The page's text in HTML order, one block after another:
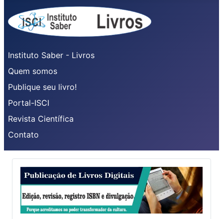
Instituto Saber - Livros
Quem somos
Publique seu livro!
Portal-ISCI
Revista Científica
Contato